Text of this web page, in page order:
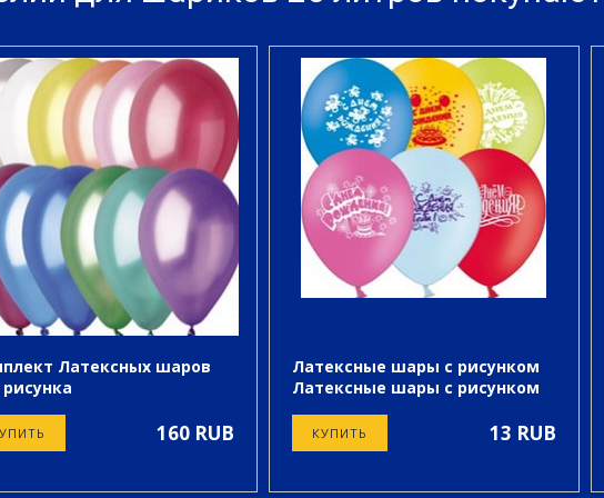
Латексных шаров
рисунка
рисунка
160 RUB
Латексные шары с рисунком
Латексные шары с рисунком
КУПИТЬ 13 RUB